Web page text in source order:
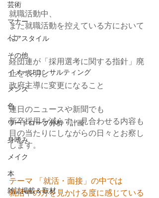
芸術
マナー
ヘアスタイル
その他
イメージコンサルティング
メンズ
色
ワードローブ分析・計画
身嗜み
メイク
本
雑誌掲載＆取材
就職活動中、
また就職活動を控えている方において
は
経団連が「採用選考に関する指針」廃
止を表明し
政府主導に変更になること
連日のニュースや新聞でも
新卒採用を減らす・見合わせる内容も
目の当たりにしながらの日々とお察し
します。
テーマ 「就活・面接」の中では
就活中の方を見かける度に感じている